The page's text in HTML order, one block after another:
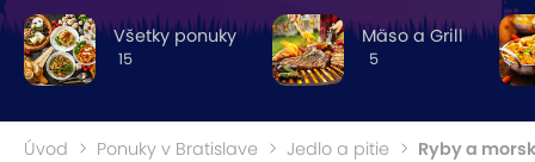
15
Všetky ponuky
5
Mäso a Grill
Úvod Ponuky v Bratislave Jedlo a pitie Ryby a